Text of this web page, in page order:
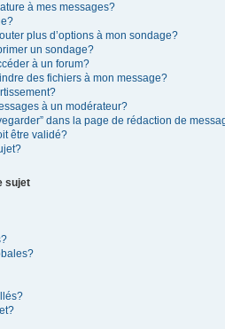
à mes messages?
plus d’options à mon sondage?
un sondage?
à un forum?
des fichiers à mon message?
à un modérateur?
dans la page de rédaction de
être validé?
sujet